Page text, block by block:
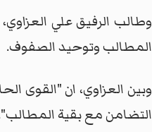
وطالب الرفيق علي
المطالب وتوحيد الصفوف.
وبين العزاوي، ان "القوى
التضامن مع بقية